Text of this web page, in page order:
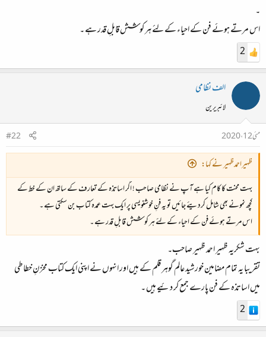
۔
اس مرتے ہوئے فن کے احیاء کے لئے ہر کوشش قابلِ قدر ہے ۔
2
الف نظامی
لائبریرین
مئی 12، 2020
#22
ظہیراحمدظہیر نے کہا:
بہت محنت کا کام کیا ہے آپ نے نظامی صاحب ! اگر اساتذہ کے تعارف کے ساتھ ان کے خط کے
کچھ نمونے بھی شامل کردیئے جائیں تو یہ فنِ خوشنویسی پر ایک بہت عمدہ کتاب بن سکتی ہے ۔
اس مرتے ہوئے فن کے احیاء کے لئے ہر کوشش قابلِ قدر ہے ۔
بہت شکریہ ظہیر احمد ظہیر صاحب۔
تقریبا یہ تمام مضامین خورشید عالم گوہر قلم کے ہیں اور انہوں نے اپنی ایک کتابمخزنِ خطاطی
میں اساتذہ کے فن پارے جمع کر دئیے ہیں ۔
2